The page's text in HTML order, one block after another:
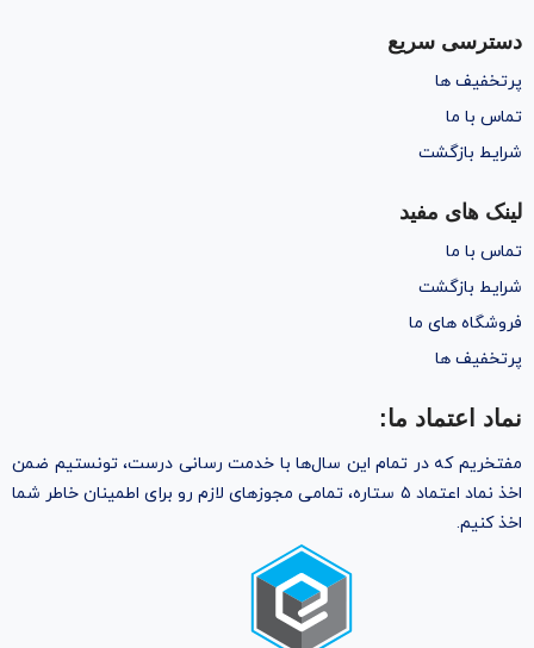
دسترسی سریع
پرتخفیف ها
تماس با ما
شرایط بازگشت
لینک های مفید
تماس با ما
شرایط بازگشت
فروشگاه های ما
پرتخفیف ها
نماد اعتماد ما:
مفتخریم که در تمام این سال‌ها با خدمت رسانی درست، تونستیم ضمن
اخذ نماد اعتماد ۵ ستاره، تمامی مجوز‌های لازم رو برای اطمینان خاطر شما
اخذ کنیم.